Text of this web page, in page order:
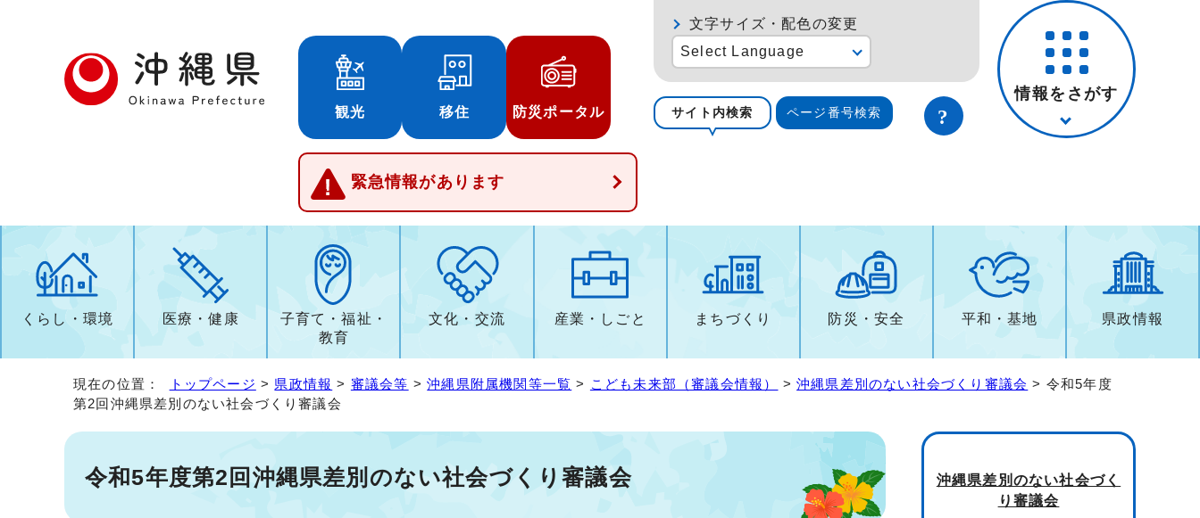
観光 移住 防災ポータル
緊急情報があります
文字サイズ・配色の変更
Select Language
サイト内検索 ページ番号検索
情報をさがす
くらし・環境 医療・健康
子育て・福祉・
教育
文化・交流 産業・しごと まちづくり 防災・安全 平和・基地 県政情報
現在の位置： トップページ > 県政情報 > 審議会等 >沖縄県附属機関等一覧 > こども未来部（審議会情報） >沖縄県差別のない社会づくり審議会 > 令和5年度
第2回沖縄県差別のない社会づくり審議会
令和5年度第2回沖縄県差別のない社会づくり審議会
沖縄県差別のない社会づく
り審議会